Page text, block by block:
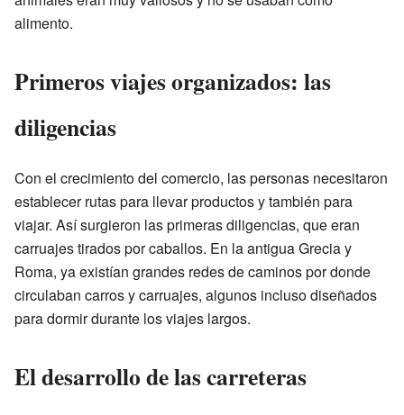
alimento.
Primeros viajes organizados: las
diligencias
Con el crecimiento del comercio, las personas necesitaron
establecer rutas para llevar productos y también para
viajar. Así surgieron las primeras diligencias, que eran
carruajes tirados por caballos. En la antigua Grecia y
Roma, ya existían grandes redes de caminos por donde
circulaban carros y carruajes, algunos incluso diseñados
para dormir durante los viajes largos.
El desarrollo de las carreteras